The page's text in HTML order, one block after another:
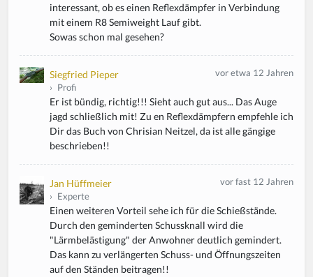
interessant, ob es einen Reflexdämpfer in Verbindung
mit einem R8 Semiweight Lauf gibt.
Sowas schon mal gesehen?
Siegfried Pieper
› Profi
vor etwa 12 Jahren
Er ist bündig, richtig!!! Sieht auch gut aus... Das Auge
jagd schließlich mit! Zu en Reflexdämpfern empfehle ich
Dir das Buch von Chrisian Neitzel, da ist alle gängige
beschrieben!!
Jan Hüffmeier
› Experte
vor fast 12 Jahren
Einen weiteren Vorteil sehe ich für die Schießstände.
Durch den geminderten Schussknall wird die
"Lärmbelästigung" der Anwohner deutlich gemindert.
Das kann zu verlängerten Schuss- und Öffnungszeiten
auf den Ständen beitragen!!